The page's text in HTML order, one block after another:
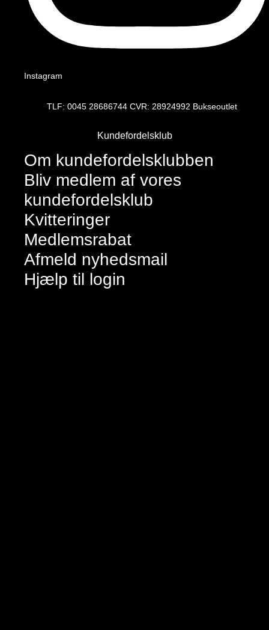
Instagram
TLF: 0045 28686744 CVR: 28924992 Bukseoutlet
Kundefordelsklub
Om kundefordelsklubben
Bliv medlem af vores
kundefordelsklub
Kvitteringer
Medlemsrabat
Afmeld nyhedsmail
Hjælp til login